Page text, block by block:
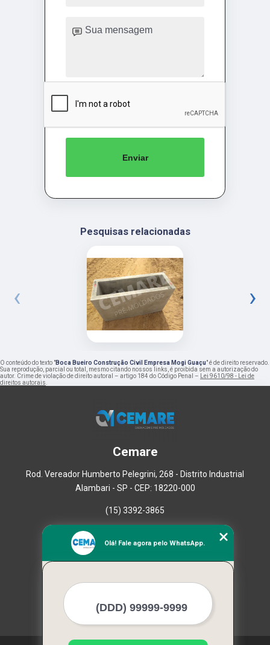
Enviar
Pesquisas relacionadas
‹ ›
O conteúdo do texto "Boca Bueiro Construção Civil Empresa Mogi Guaçu" é de direito reservado.
Sua reprodução, parcial ou total, mesmo citando nossos links, é proibida sem a autorização do
autor. Crime de violação de direito autoral – artigo 184 do Código Penal –
Lei 9610/98 - Lei de
direitos autorais
Cemare
Rod. Vereador Humberto Pelegrini, 268 - Distrito Industrial
Alambari - SP - CEP: 18220-000
(15) 3392-3865
Empresa
Missão
Mapa do site
Mais Serviços
Olá! Fale agora pelo WhatsApp.